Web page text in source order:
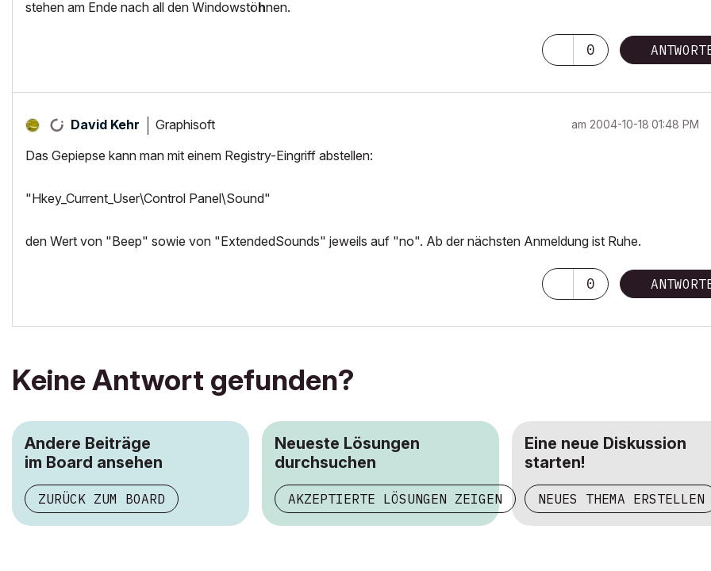
stehen am Ende nach all den Windowstöhnen.
0
David Kehr Graphisoft am ‎2004-10-18 01:48 PM
Das Gepiepse kann man mit einem Registry-Eingriff abstellen:
"Hkey_Current_User\Control Panel\Sound"
den Wert von "Beep" sowie von "ExtendedSounds" jeweils auf "no". Ab der nächsten Anmeldung ist Ruhe.
0
Keine Antwort gefunden?
Andere Beiträge
im Board ansehen
ZURÜCK ZUM BOARD
Neueste Lösungen
durchsuchen
AKZEPTIERTE LÖSUNGEN ZEIGEN
Eine neue Diskussion
starten!
NEUES THEMA ERSTELLEN